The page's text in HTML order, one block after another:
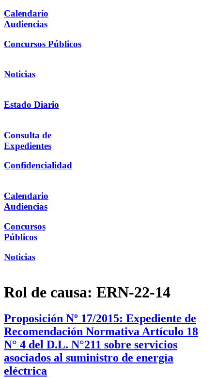
Calendario
Audiencias
Concursos Públicos
Noticias
Estado Diario
Consulta de
Expedientes
Confidencialidad
Calendario
Audiencias
Concursos
Públicos
Noticias
Rol de causa: ERN-22-14
Proposición Nº 17/2015: Expediente de
Recomendación Normativa Artículo 18
N° 4 del D.L. N°211 sobre servicios
asociados al suministro de energía
eléctrica